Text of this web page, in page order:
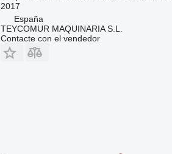
2017
España
TEYCOMUR MAQUINARIA S.L.
Contacte con el vendedor